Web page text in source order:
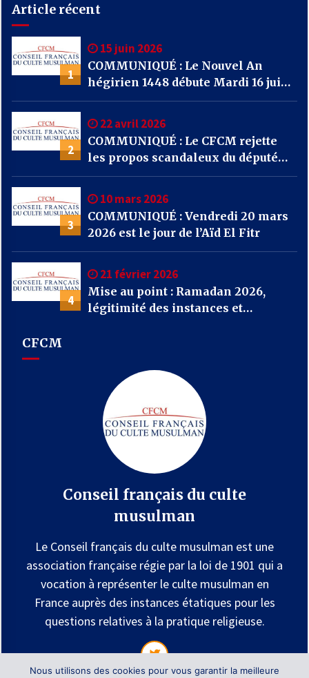
Article récent
1
15 juin 2026
COMMUNIQUÉ : Le Nouvel An
hégirien 1448 débute Mardi 16 juin
2026
2
22 avril 2026
COMMUNIQUÉ : Le CFCM rejette
les propos scandaleux du député
RN Julien Odoul.
3
10 mars 2026
COMMUNIQUÉ : Vendredi 20 mars
2026 est le jour de l’Aïd El Fitr
4
21 février 2026
Mise au point : Ramadan 2026,
légitimité des instances et
France
CFCM
Conseil français du culte
musulman
Le Conseil français du culte musulman est une
association française régie par la loi de 1901 qui a
vocation à représenter le culte musulman en
France auprès des instances étatiques pour les
questions relatives à la pratique religieuse.
Nous utilisons des cookies pour vous garantir la meilleure